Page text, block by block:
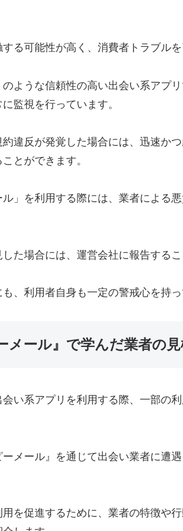
る可能性が高く、消費者トラブル
ような信頼性の高い出会い系アプ
監視を行っています。
違反が発覚した場合には、迅速か
とができます。
」を利用する際には、業者による
た場合には、運営会社に報告するこ
、利用者自身も一定の警戒心を持っ
メール』で学んだ業者の見
会い系アプリを利用する際、一部の
メール』を通じて出会い業者に遭
を促進するために、業者の特徴や